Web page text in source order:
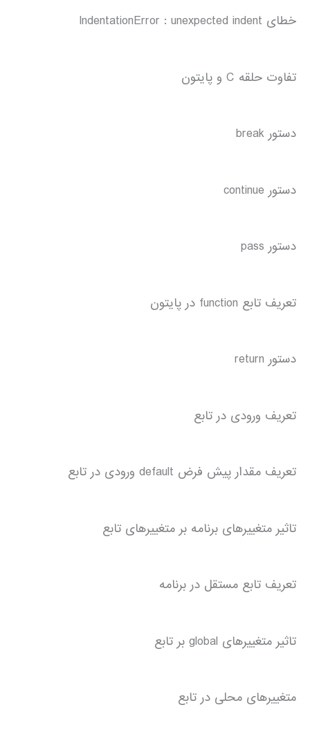
خطای IndentationError : unexpected indent
تفاوت حلقه C و پایتون
دستور break
دستور continue
دستور pass
تعریف تابع function در پایتون
دستور return
تعریف ورودی در تابع
تعریف مقدار پیش فرض default ورودی در تابع
تاثیر متغییرهای برنامه بر متغییرهای تابع
تعریف تابع مستقل در برنامه
تاثیر متغییرهای global بر تابع
متغییرهای محلی در تابع